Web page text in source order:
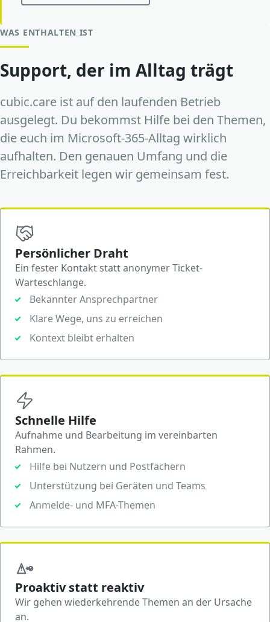
WAS ENTHALTEN IST
Support, der im Alltag trägt
cubic.care ist auf den laufenden Betrieb
ausgelegt. Du bekommst Hilfe bei den Themen,
die euch im Microsoft-365-Alltag wirklich
aufhalten. Den genauen Umfang und die
Erreichbarkeit legen wir gemeinsam fest.
Persönlicher Draht
Ein fester Kontakt statt anonymer Ticket-
Warteschlange.
Bekannter Ansprechpartner
Klare Wege, uns zu erreichen
Kontext bleibt erhalten
Schnelle Hilfe
Aufnahme und Bearbeitung im vereinbarten
Rahmen.
Hilfe bei Nutzern und Postfächern
Unterstützung bei Geräten und Teams
Anmelde- und MFA-Themen
Proaktiv statt reaktiv
Wir gehen wiederkehrende Themen an der Ursache
an.